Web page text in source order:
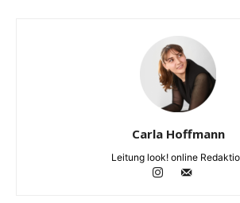
Carla Hoffmann
Leitung look! online